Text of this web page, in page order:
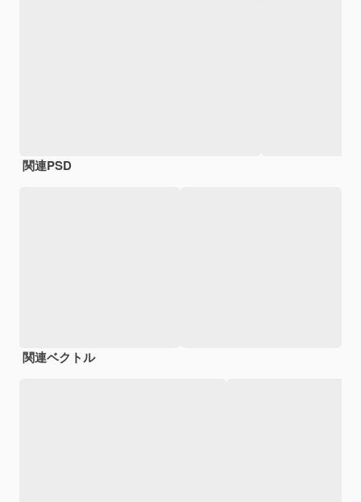
関連PSD
関連ベクトル